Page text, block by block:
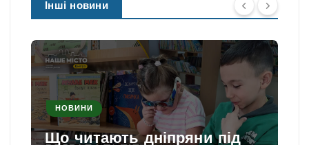
Інші новини
НОВИНИ
Що читають дніпряни під